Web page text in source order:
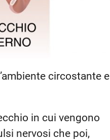
circostante e
in cui vengono
nervosi che poi,